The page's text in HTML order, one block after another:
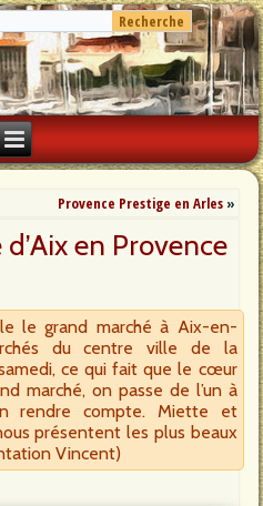
Provence Prestige en Arles»
en Provence
le grand marché à Aix-en-
du centre ville de la
ce qui fait que le cœur
marché, on passe de l’un à
rendre compte. Miette et
présentent les plus beaux
Vincent)